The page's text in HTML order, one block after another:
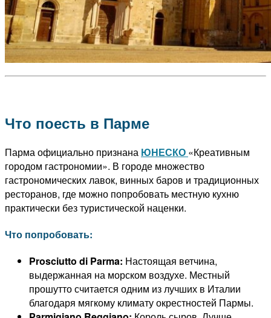
Что поесть в Парме
Парма официально признана ЮНЕСКО «Креативным
городом гастрономии». В городе множество
гастрономических лавок, винных баров и традиционных
ресторанов, где можно попробовать местную кухню
практически без туристической наценки.
Что попробовать:
Prosciutto di Parma: Настоящая ветчина,
выдержанная на морском воздухе. Местный
прошутто считается одним из лучших в Италии
благодаря мягкому климату окрестностей Пармы.